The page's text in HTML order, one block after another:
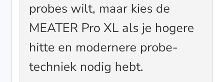
probes wilt, maar kies de
MEATER Pro XL als je hogere
hitte en modernere probe-
techniek nodig hebt.